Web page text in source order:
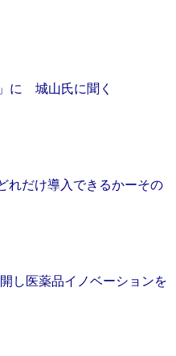
に 城山氏に聞く
れだけ導入できるかーその
し医薬品イノベーションを